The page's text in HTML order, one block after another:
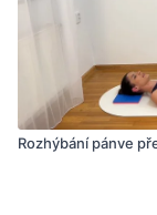
Rozhýbání pánve